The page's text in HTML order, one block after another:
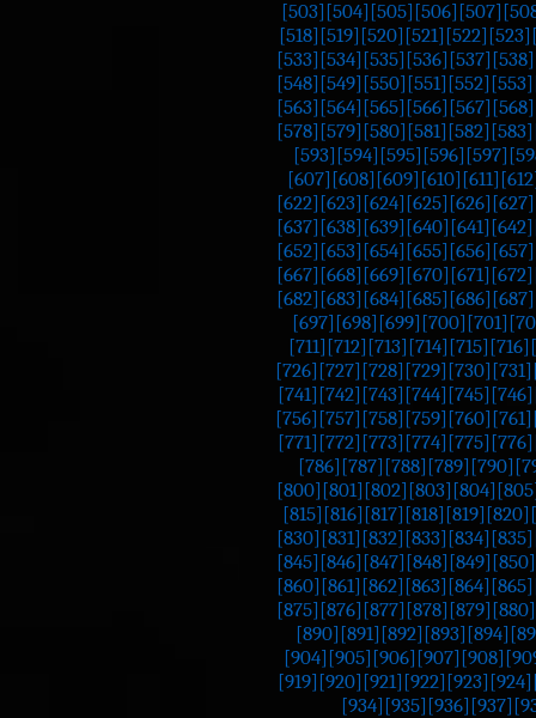
[503] [504] [505] [506] [507]
[518] [519] [520] [521] [522] [523]
[533] [534] [535] [536] [537] [538]
[548] [549] [550] [551] [552] [553]
[563] [564] [565] [566] [567] [568]
[578] [579] [580] [581] [582] [583]
[593] [594] [595] [596] [597]
[607] [608] [609] [610] [611]
[622] [623] [624] [625] [626] [627]
[637] [638] [639] [640] [641] [642]
[652] [653] [654] [655] [656] [657]
[667] [668] [669] [670] [671] [672]
[682] [683] [684] [685] [686] [687]
[697] [698] [699] [700] [701]
[711] [712] [713] [714] [715] [716]
[726] [727] [728] [729] [730] [731]
[741] [742] [743] [744] [745] [746]
[756] [757] [758] [759] [760] [761]
[771] [772] [773] [774] [775] [776]
[786] [787] [788] [789] [790]
[800] [801] [802] [803] [804]
[815] [816] [817] [818] [819] [820]
[830] [831] [832] [833] [834] [835]
[845] [846] [847] [848] [849] [850]
[860] [861] [862] [863] [864] [865]
[875] [876] [877] [878] [879] [880]
[890] [891] [892] [893] [894]
[904] [905] [906] [907] [908]
[919] [920] [921] [922] [923] [924]
[934] [935] [936] [937]